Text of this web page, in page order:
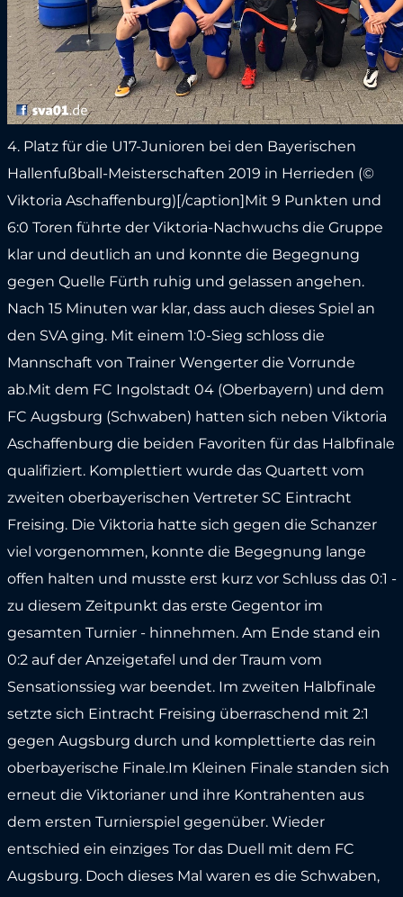
4. Platz für die U17-Junioren bei den Bayerischen
Hallenfußball-Meisterschaften 2019 in Herrieden (©
Viktoria Aschaffenburg)[/caption]Mit 9 Punkten und
6:0 Toren führte der Viktoria-Nachwuchs die Gruppe
klar und deutlich an und konnte die Begegnung
gegen Quelle Fürth ruhig und gelassen angehen.
Nach 15 Minuten war klar, dass auch dieses Spiel an
den SVA ging. Mit einem 1:0-Sieg schloss die
Mannschaft von Trainer Wengerter die Vorrunde
ab.Mit dem FC Ingolstadt 04 (Oberbayern) und dem
FC Augsburg (Schwaben) hatten sich neben Viktoria
Aschaffenburg die beiden Favoriten für das Halbfinale
qualifiziert. Komplettiert wurde das Quartett vom
zweiten oberbayerischen Vertreter SC Eintracht
Freising. Die Viktoria hatte sich gegen die Schanzer
viel vorgenommen, konnte die Begegnung lange
offen halten und musste erst kurz vor Schluss das 0:1 -
zu diesem Zeitpunkt das erste Gegentor im
gesamten Turnier - hinnehmen. Am Ende stand ein
0:2 auf der Anzeigetafel und der Traum vom
Sensationssieg war beendet. Im zweiten Halbfinale
setzte sich Eintracht Freising überraschend mit 2:1
gegen Augsburg durch und komplettierte das rein
oberbayerische Finale.Im Kleinen Finale standen sich
erneut die Viktorianer und ihre Kontrahenten aus
dem ersten Turnierspiel gegenüber. Wieder
entschied ein einziges Tor das Duell mit dem FC
Augsburg. Doch dieses Mal waren es die Schwaben,